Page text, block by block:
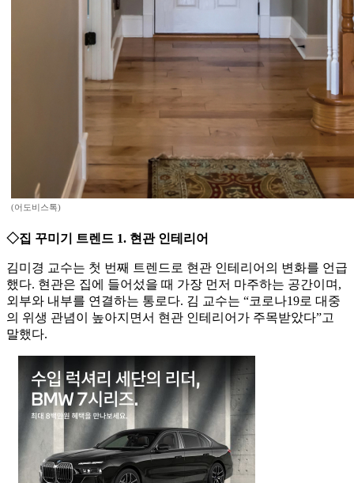
(어도비스톡)
◇집 꾸미기 트렌드 1. 현관 인테리어
김미경 교수는 첫 번째 트렌드로 현관 인테리어의 변화를 언급
했다. 현관은 집에 들어섰을 때 가장 먼저 마주하는 공간이며,
외부와 내부를 연결하는 통로다. 김 교수는 “코로나19로 대중
의 위생 관념이 높아지면서 현관 인테리어가 주목받았다”고
말했다.